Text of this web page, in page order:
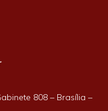
808 – Brasília –